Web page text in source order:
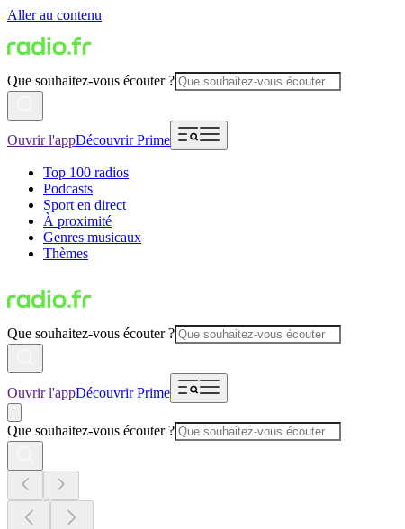
Aller au contenu
Que souhaitez-vous écouter ?
Ouvrir l'appDécouvrir Prime
Top 100 radios
Podcasts
Sport en direct
À proximité
Genres musicaux
Thèmes
Que souhaitez-vous écouter ?
Ouvrir l'appDécouvrir Prime
Que souhaitez-vous écouter ?